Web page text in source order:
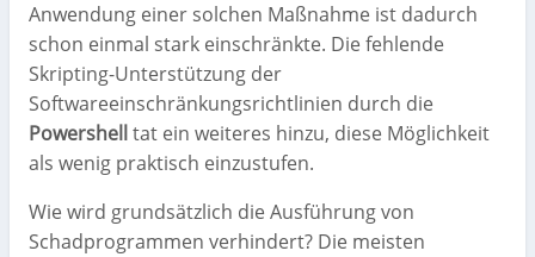
Anwendung einer solchen Maßnahme ist dadurch
schon einmal stark einschränkte. Die fehlende
Skripting-Unterstützung der
Softwareeinschränkungsrichtlinien durch die
Powershell tat ein weiteres hinzu, diese Möglichkeit
als wenig praktisch einzustufen.
Wie wird grundsätzlich die Ausführung von
Schadprogrammen verhindert? Die meisten